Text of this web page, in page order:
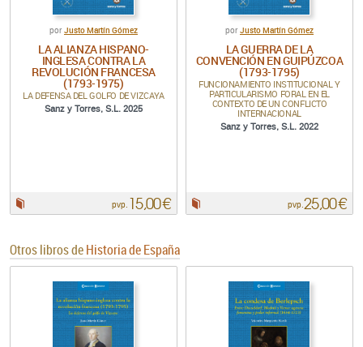
por Justo Martín Gómez
LA ALIANZA HISPANO-
INGLESA CONTRA LA
REVOLUCIÓN FRANCESA
(1793-1975)
LA DEFENSA DEL GOLFO DE VIZCAYA
Sanz y Torres, S.L. 2025
pvp. 15,00 €
por Justo Martín Gómez
LA GUERRA DE LA
CONVENCIÓN EN GUIPÚZCOA
(1793-1795)
FUNCIONAMIENTO INSTITUCIONAL Y
PARTICULARISMO FORAL EN EL
CONTEXTO DE UN CONFLICTO
INTERNACIONAL
Sanz y Torres, S.L. 2022
pvp. 25,00 €
Otros libros deHistoria de España